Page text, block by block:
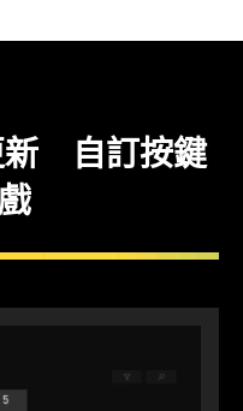
新 自訂按鍵